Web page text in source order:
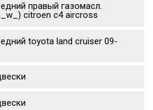
правый газомасл.
citroen c4 aircross
toyota land cruiser 09-